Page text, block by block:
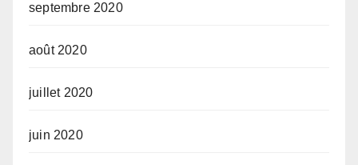
septembre 2020
août 2020
juillet 2020
juin 2020